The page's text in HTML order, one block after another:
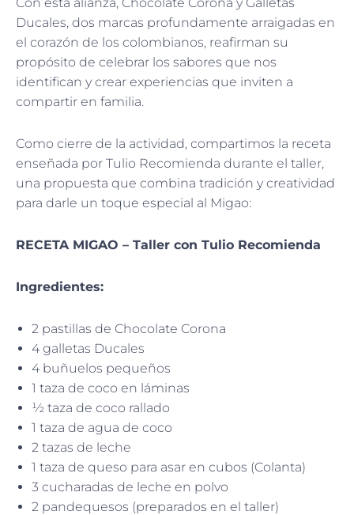
Ducales, dos marcas profundamente arraigadas en
el corazón de los colombianos, reafirman su
propósito de celebrar los sabores que nos
identifican y crear experiencias que inviten a
compartir en familia.
Como cierre de la actividad, compartimos la receta
enseñada por Tulio Recomienda durante el taller,
una propuesta que combina tradición y creatividad
para darle un toque especial al Migao:
RECETA MIGAO – Taller con Tulio Recomienda
Ingredientes:
2 pastillas de Chocolate Corona
4 galletas Ducales
4 buñuelos pequeños
1 taza de coco en láminas
½ taza de coco rallado
1 taza de agua de coco
2 tazas de leche
1 taza de queso para asar en cubos (Colanta)
3 cucharadas de leche en polvo
2 pandequesos (preparados en el taller)